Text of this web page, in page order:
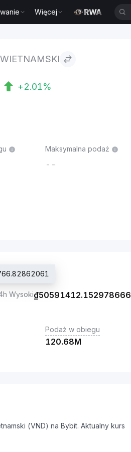
Więcej
+2.01%
Maksymalna podaż
--
Wysoki₫50591412.152978666
Podaż w obiegu
120.68M
(VND) na Bybit. Aktualny kurs